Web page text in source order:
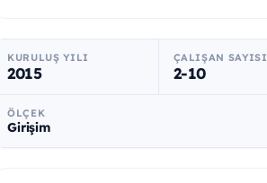
KURULUŞ YILI
2015
ÇALIŞAN SAYISI
2-10
ÖLÇEK
Girişim